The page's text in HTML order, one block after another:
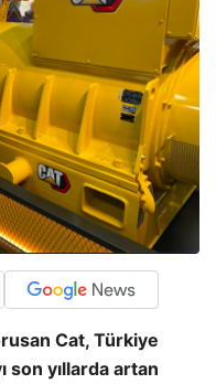
Cat, Türkiye
son yıllarda artan